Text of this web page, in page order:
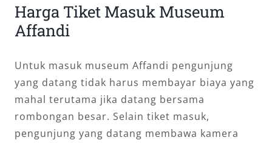
Harga Tiket Masuk Museum
Affandi
Untuk masuk museum Affandi pengunjung
yang datang tidak harus membayar biaya yang
mahal terutama jika datang bersama
rombongan besar. Selain tiket masuk,
pengunjung yang datang membawa kamera